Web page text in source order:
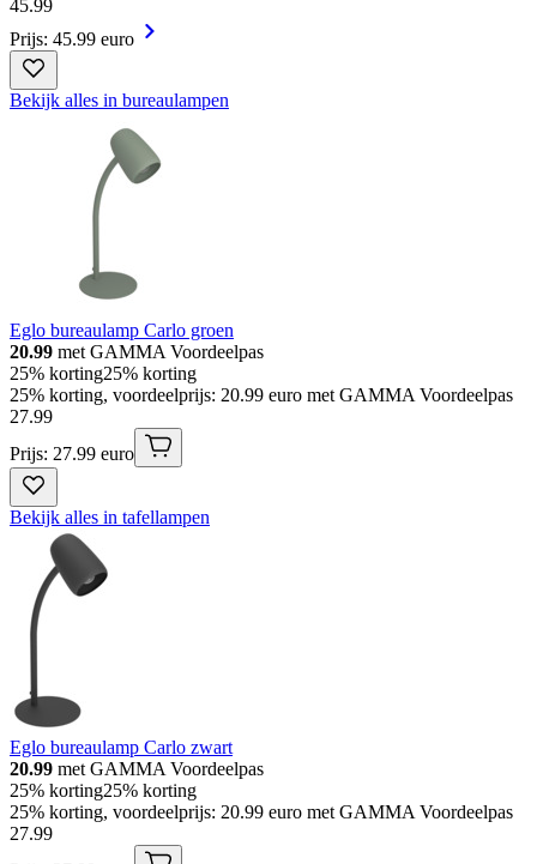
45.99
Prijs: 45.99 euro
Bekijk alles in bureaulampen
Eglo bureaulamp Carlo groen
20.99 met GAMMA Voordeelpas
25% korting25% korting
25% korting, voordeelprijs: 20.99 euro met GAMMA Voordeelpas
27.99
Prijs: 27.99 euro
Bekijk alles in tafellampen
Eglo bureaulamp Carlo zwart
20.99 met GAMMA Voordeelpas
25% korting25% korting
25% korting, voordeelprijs: 20.99 euro met GAMMA Voordeelpas
27.99